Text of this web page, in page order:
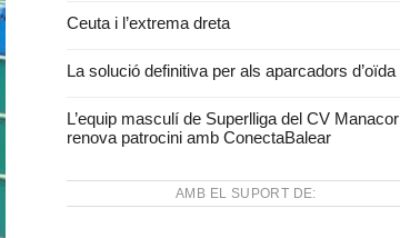
Ceuta i l’extrema dreta
La solució definitiva per als aparcadors d’oïda
L’equip masculí de Superlliga del CV Manacor
renova patrocini amb ConectaBalear
AMB EL SUPORT DE: